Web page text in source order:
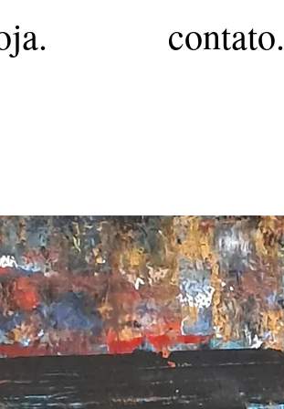
contato.